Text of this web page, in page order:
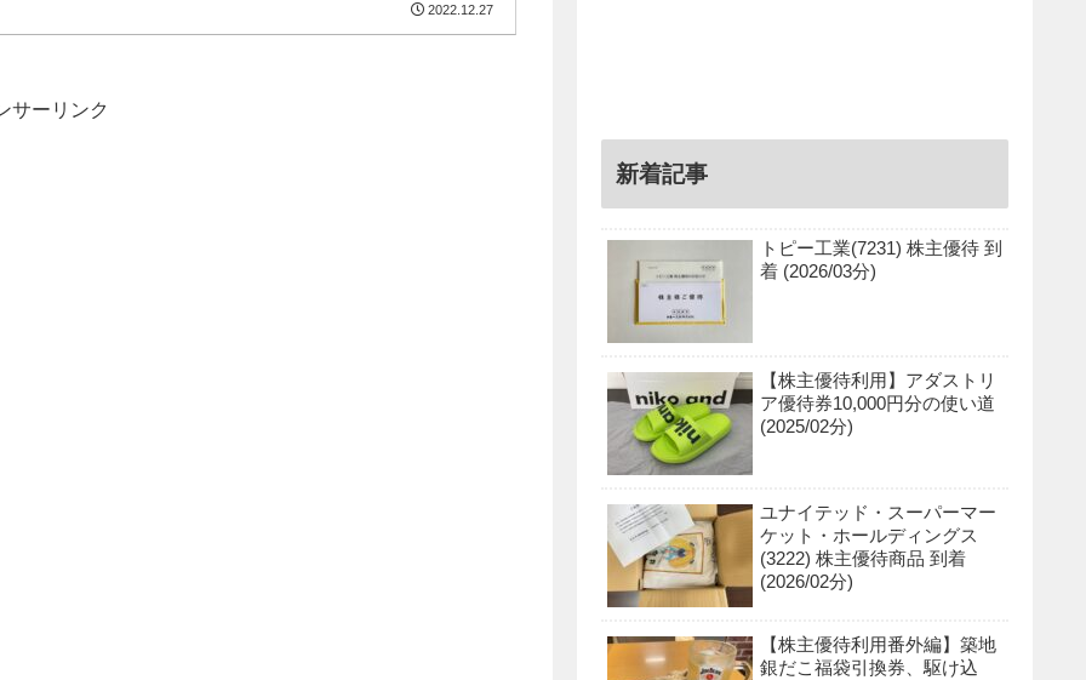
2022.12.27
サーリンク
新着記事
トピー工業(7231) 株主優待 到
着 (2026/03分)
【株主優待利用】アダストリ
ア優待券10,000円分の使い道
(2025/02分)
ユナイテッド・スーパーマー
ケット・ホールディングス
(3222) 株主優待商品 到着
(2026/02分)
【株主優待利用番外編】築地
銀だこ福袋引換券、駆け込